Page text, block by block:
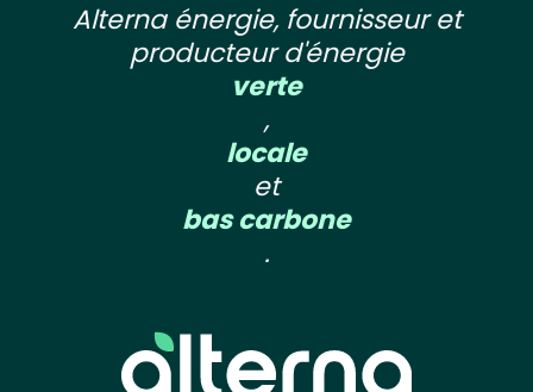
Alterna énergie, fournisseur et
producteur d'énergie
verte
,
locale
et
bas carbone
.